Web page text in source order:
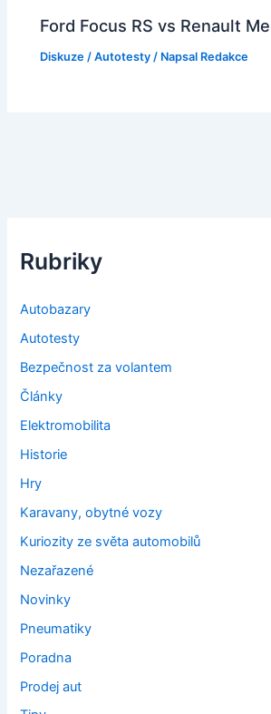
Ford Focus RS vs Renault
Diskuze /Autotesty / Napsal Redakce
Rubriky
Autobazary
Autotesty
Bezpečnost za volantem
Články
Elektromobilita
Historie
Hry
Karavany, obytné vozy
Kuriozity ze světa automobilů
Nezařazené
Novinky
Pneumatiky
Poradna
Prodej aut